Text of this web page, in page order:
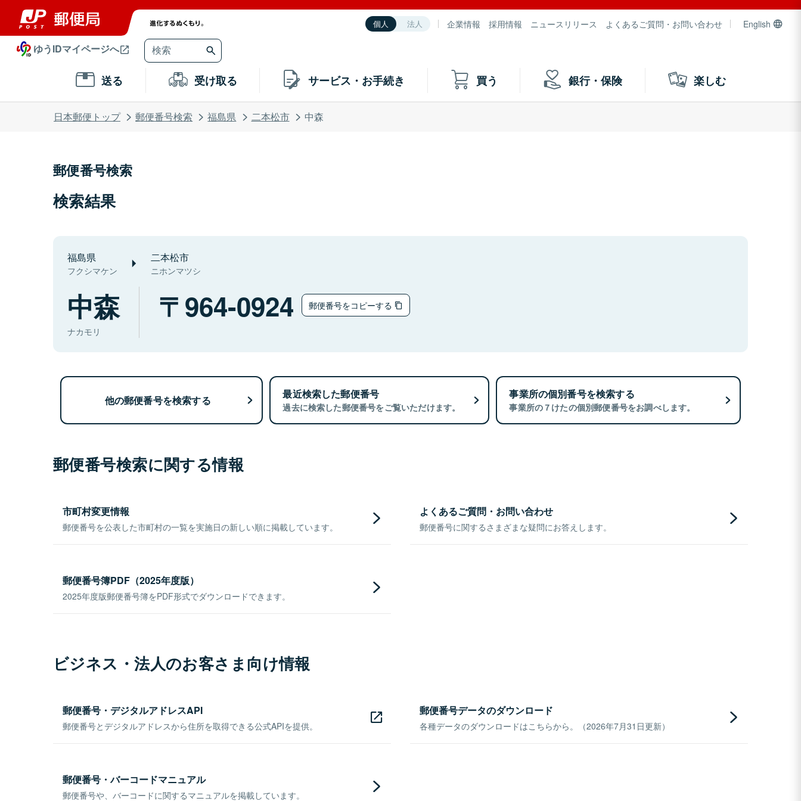
個人 法人 企業情報 採用情報 ニュースリリース よくあるご質問・お問い合わせ English
ゆうIDマイページへ
送る 受け取る サービス・お手続き 買う 銀行・保険 楽しむ
日本郵便トップ 郵便番号検索 福島県 二本松市 中森
郵便番号検索
検索結果
福島県
フクシマケン
二本松市
ニホンマツシ
中森
ナカモリ
964-0924 郵便番号をコピーする
他の郵便番号を検索する 最近検索した郵便番号
過去に検索した郵便番号をご覧いただけます。
事業所の個別番号を検索する
事業所の７けたの個別郵便番号をお調べします。
郵便番号検索に関する情報
市町村変更情報
郵便番号を公表した市町村の一覧を実施日の新しい順に掲載しています。
よくあるご質問・お問い合わせ
郵便番号に関するさまざまな疑問にお答えします。
郵便番号簿PDF（2025年度版）
2025年度版郵便番号簿をPDF形式でダウンロードできます。
ビジネス・法人のお客さま向け情報
郵便番号・デジタルアドレスAPI
郵便番号とデジタルアドレスから住所を取得できる公式APIを提供。
郵便番号データのダウンロード
各種データのダウンロードはこちらから。（2026年7月31日更新）
郵便番号・バーコードマニュアル
郵便番号や、バーコードに関するマニュアルを掲載しています。